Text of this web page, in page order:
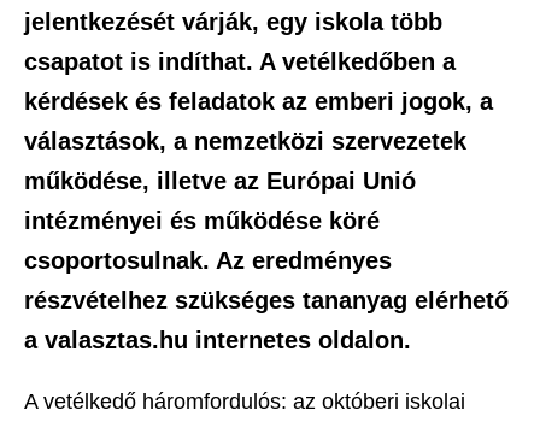
jelentkezését várják, egy iskola több
csapatot is indíthat. A vetélkedőben a
kérdések és feladatok az emberi jogok, a
választások, a nemzetközi szervezetek
működése, illetve az Európai Unió
intézményei és működése köré
csoportosulnak. Az eredményes
részvételhez szükséges tananyag elérhető
a valasztas.hu internetes oldalon.
A vetélkedő háromfordulós: az októberi iskolai